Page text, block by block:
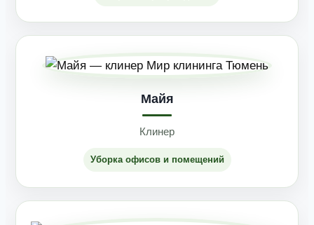
Майя
Клинер
Уборка офисов и помещений